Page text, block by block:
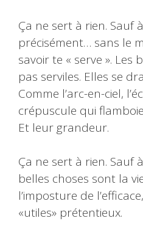
Ça ne sert à rien. Sauf
précisément… sans le
savoir te « serve ». Les
pas serviles. Elles se
Comme l’arc-en-ciel,
crépuscule qui
Et leur grandeur.
Ça ne sert à rien. Sauf
belles choses sont la
l’imposture de
«utiles» prétentieux.